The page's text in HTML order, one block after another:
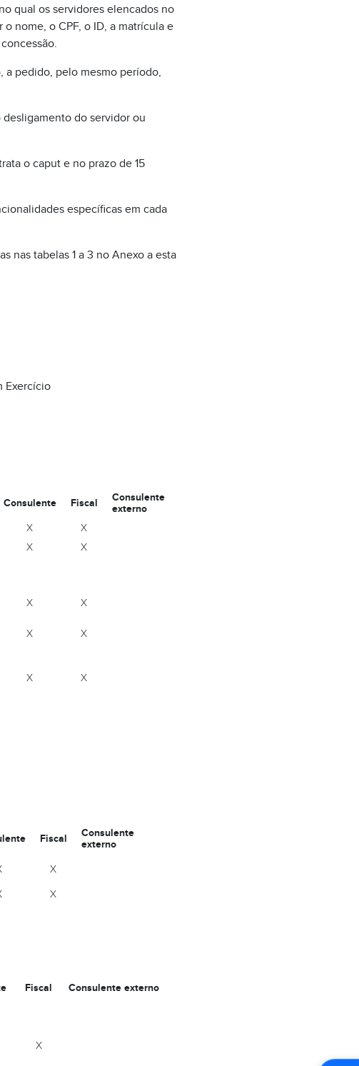
qual os servidores elencados no
nome, o CPF, o ID, a matrícula e
a pedido, pelo mesmo período,
desligamento do servidor ou
o caput e no prazo de 15
específicas em cada
nas tabelas 1 a 3 no Anexo a esta
Exercício
Consulente Fiscal
Consulente
externo
X
X
X
X
X X
X X
X
X
Fiscal
Consulente
externo
X
X
Fiscal
Consulente externo
X